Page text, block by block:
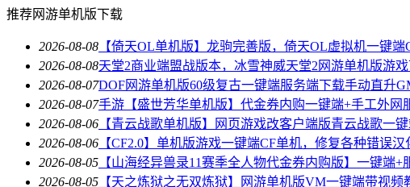
推荐网游单机版下载
2026-08-08 【倚天OL单机版】龙驹完善版，倚天OL虚拟机一键端
2026-08-08天堂2商业端盟战版本，冰雪神威天堂2网游单机版游
2026-08-07DOF网游单机版60级复古一键端服务端下载手动直升
2026-08-07手游【盛世芳华单机版】代金券内购一键端+手工外网
2026-08-06 【青云战歌单机版】网页游戏改客户端版青云战歌一
2026-08-06 【CF2.0】单机版游戏一键端CF单机，修复各种错误汉
2026-08-05 【山海经异兽录11赛季全人物代金券内购版】一键端+
2026-08-05 【天之炼狱之无双炼狱】网游单机版VM一键端带视频